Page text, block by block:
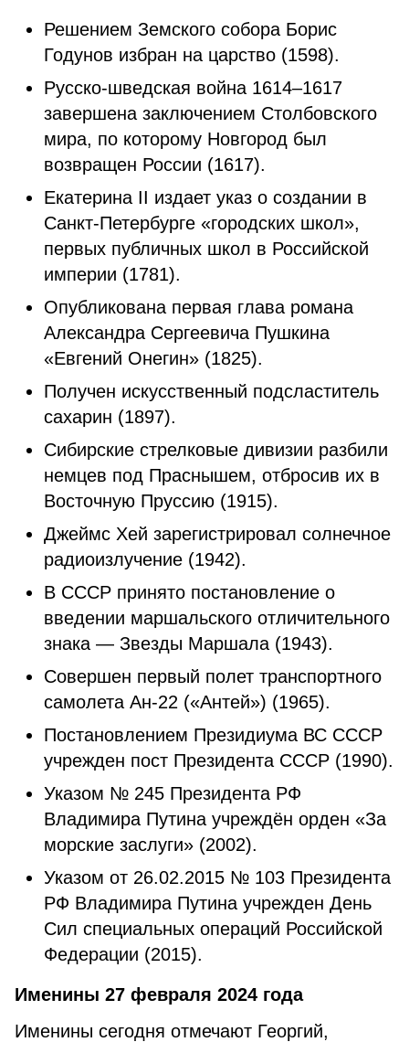
Решением Земского собора Борис
Годунов избран на царство (1598).
Русско-шведская война 1614–1617
завершена заключением Столбовского
мира, по которому Новгород был
возвращен России (1617).
Екатерина II издает указ о создании в
Санкт-Петербурге «городских школ»,
первых публичных школ в Российской
империи (1781).
Опубликована первая глава романа
Александра Сергеевича Пушкина
«Евгений Онегин» (1825).
Получен искусственный подсластитель
сахарин (1897).
Сибирские стрелковые дивизии разбили
немцев под Праснышем, отбросив их в
Восточную Пруссию (1915).
Джеймс Хей зарегистрировал солнечное
радиоизлучение (1942).
В СССР принято постановление о
введении маршальского отличительного
знака — Звезды Маршала (1943).
Совершен первый полет транспортного
самолета Ан-22 («Антей») (1965).
Постановлением Президиума ВС СССР
учрежден пост Президента СССР (1990).
Указом № 245 Президента РФ
Владимира Путина учреждён орден «За
морские заслуги» (2002).
Указом от 26.02.2015 № 103 Президента
РФ Владимира Путина учрежден День
Сил специальных операций Российской
Федерации (2015).
Именины 27 февраля 2024 года
Именины сегодня отмечают Георгий,